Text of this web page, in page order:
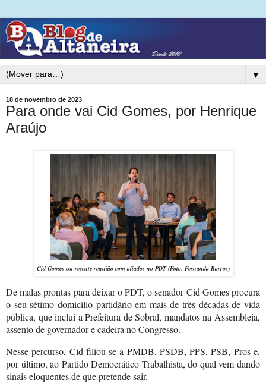
▼
18 de novembro de 2023
Para onde vai Cid Gomes, por Henrique
Araújo
Cid Gomes em recente reunião com aliados no PDT (Foto: Fernanda Barros)
De malas prontas para deixar o PDT, o senador Cid Gomes procura
o seu sétimo domicílio partidário em mais de três décadas de vida
pública, que inclui a Prefeitura de Sobral, mandatos na Assembleia,
assento de governador e cadeira no Congresso.
Nesse percurso, Cid filiou-se a PMDB, PSDB, PPS, PSB, Pros e,
por último, ao Partido Democrático Trabalhista, do qual vem dando
sinais eloquentes de que pretende sair.